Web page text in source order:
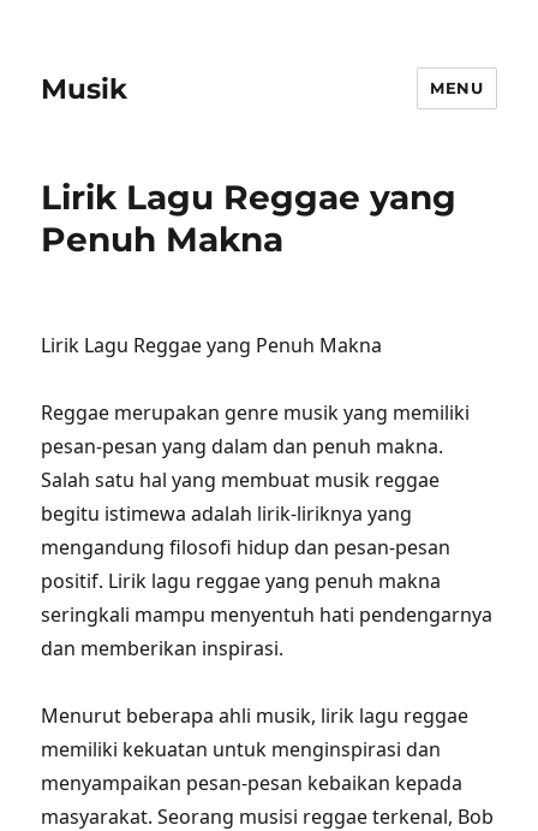
Musik MENU
Lirik Lagu Reggae yang
Penuh Makna
Lirik Lagu Reggae yang Penuh Makna
Reggae merupakan genre musik yang memiliki
pesan-pesan yang dalam dan penuh makna.
Salah satu hal yang membuat musik reggae
begitu istimewa adalah lirik-liriknya yang
mengandung filosofi hidup dan pesan-pesan
positif. Lirik lagu reggae yang penuh makna
seringkali mampu menyentuh hati pendengarnya
dan memberikan inspirasi.
Menurut beberapa ahli musik, lirik lagu reggae
memiliki kekuatan untuk menginspirasi dan
menyampaikan pesan-pesan kebaikan kepada
masyarakat. Seorang musisi reggae terkenal, Bob